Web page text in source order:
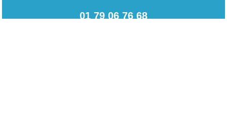
01 79 06 76 68